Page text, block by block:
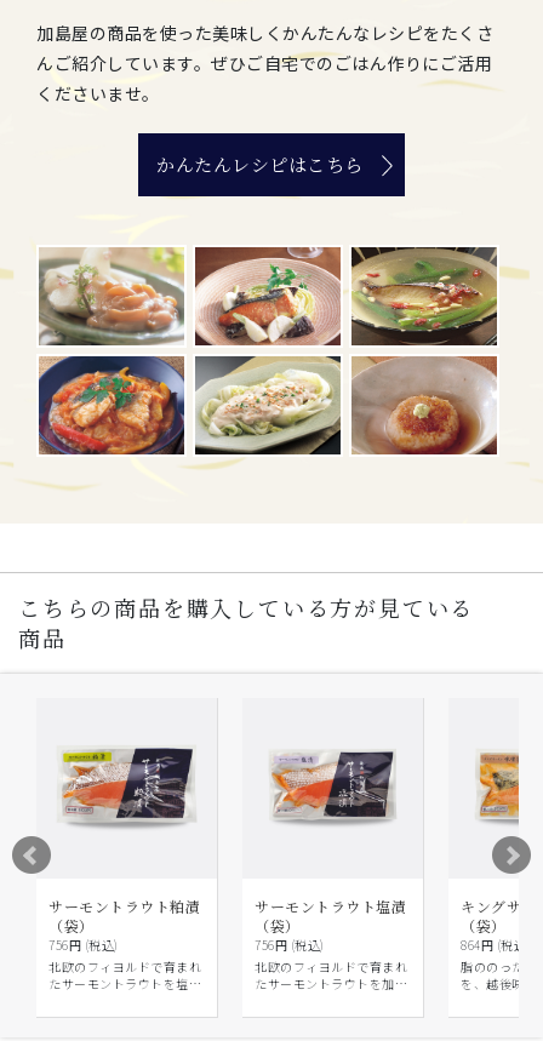
加島屋の商品を使った美味しくかんたんなレシピをたくさ
んご紹介しています。ぜひご自宅でのごはん作りにご活用
くださいませ。
かんたんレシピはこちら
こちらの商品を購入している方が見ている
商品
サーモントラウト粕漬
（袋）
756円 (税込)
北欧のフィヨルドで育まれ
たサーモントラウトを塩漬
みました。
サーモントラウト塩漬
（袋）
756円 (税込)
北欧のフィヨルドで育まれ
たサーモントラウトを加島
した。
キングサー
（袋）
864円 (税込)
脂ののったキ
を、越後味噌